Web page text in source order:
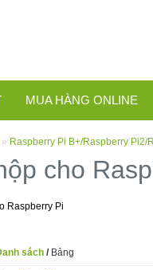
MUA HÀNG ONLINE
» Raspberry Pi B+/Raspberry Pi2/
cho
Raspberry Pi
sách /Bảng